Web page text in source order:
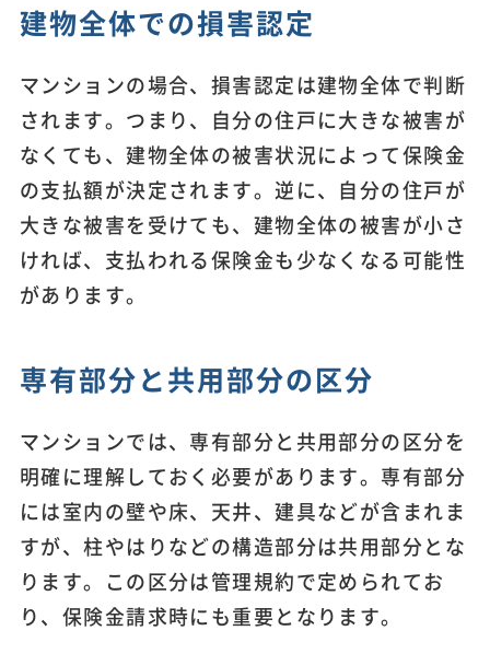
建物全体での損害認定
マンションの場合、損害認定は建物全体で判断
されます。つまり、自分の住戸に大きな被害が
なくても、建物全体の被害状況によって保険金
の支払額が決定されます。逆に、自分の住戸が
大きな被害を受けても、建物全体の被害が小さ
ければ、支払われる保険金も少なくなる可能性
があります。
専有部分と共用部分の区分
マンションでは、専有部分と共用部分の区分を
明確に理解しておく必要があります。専有部分
には室内の壁や床、天井、建具などが含まれま
すが、柱やはりなどの構造部分は共用部分とな
ります。この区分は管理規約で定められてお
り、保険金請求時にも重要となります。